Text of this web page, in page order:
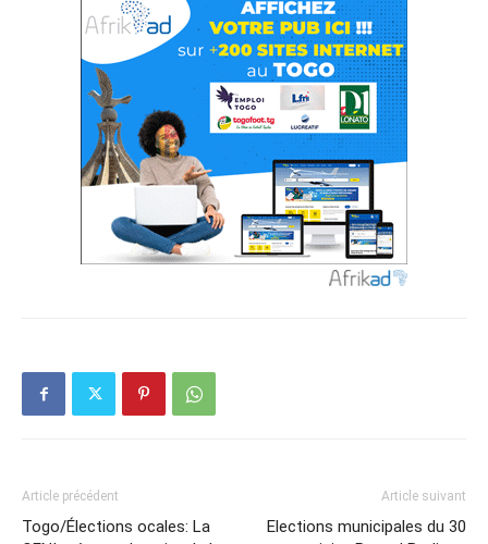
Article précédent
Togo/Élections ocales: La
Article suivant
Elections municipales du 30